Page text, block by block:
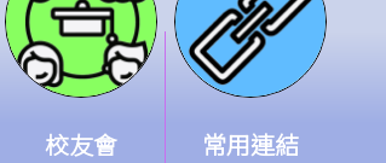
校友會 常用連結